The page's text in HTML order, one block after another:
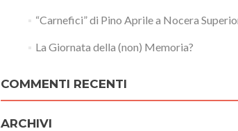
“Carnefici” di Pino Aprile a Nocera
La Giornata della (non) Memoria?
COMMENTI RECENTI
ARCHIVI